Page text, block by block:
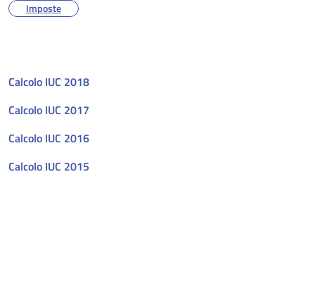
Imposte
Calcolo IUC 2018
Calcolo IUC 2017
Calcolo IUC 2016
Calcolo IUC 2015